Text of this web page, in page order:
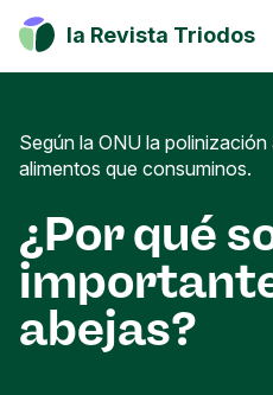
la Revista Triodos
Tu dinero tiene
Consumo consciente
Estrategia climática
Iniciativas sociales
Cultura
Inversión de impacto
Según la ONU la
alimentos que consuminos.
¿Por qué
abejas?